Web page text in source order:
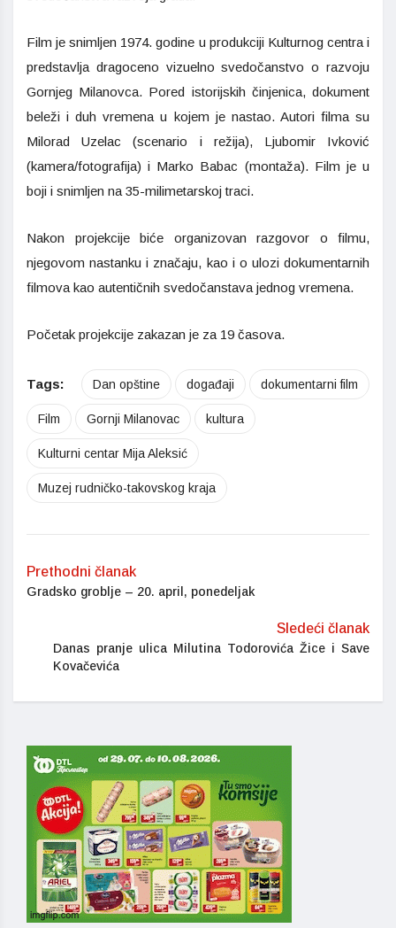
Film je snimljen 1974. godine u produkciji Kulturnog centra i
predstavlja dragoceno vizuelno svedočanstvo o razvoju
Gornjeg Milanovca. Pored istorijskih činjenica, dokument
beleži i duh vremena u kojem je nastao. Autori filma su
Milorad Uzelac (scenario i režija), Ljubomir Ivković
(kamera/fotografija) i Marko Babac (montaža). Film je u
boji i snimljen na 35-milimetarskoj traci.
Nakon projekcije biće organizovan razgovor o filmu,
njegovom nastanku i značaju, kao i o ulozi dokumentarnih
filmova kao autentičnih svedočanstava jednog vremena.
Početak projekcije zakazan je za 19 časova.
Tags: Dan opštine događaji dokumentarni film
Film Gornji Milanovac kultura
Kulturni centar Mija Aleksić
Muzej rudničko-takovskog kraja
Prethodni članak
Gradsko groblje – 20. april, ponedeljak
Sledeći članak
Danas pranje ulica Milutina Todorovića Žice i Save
Kovačevića